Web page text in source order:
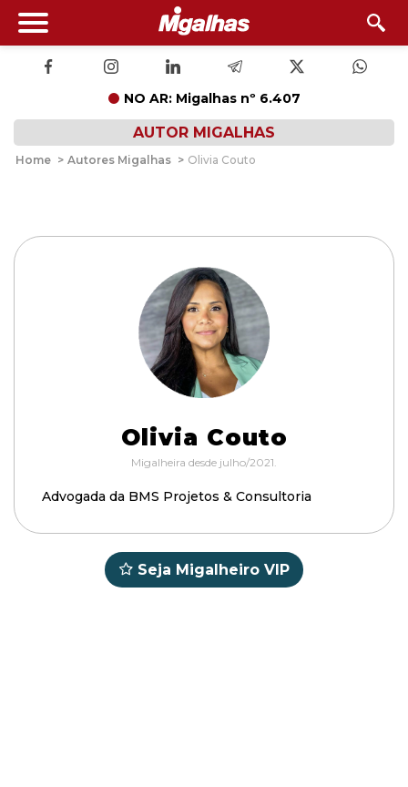
NO AR: Migalhas nº 6.407
AUTOR MIGALHAS
Home > Autores Migalhas > Olivia Couto
Olivia Couto
Migalheira desde julho/2021.
Advogada da BMS Projetos & Consultoria
Seja Migalheiro VIP